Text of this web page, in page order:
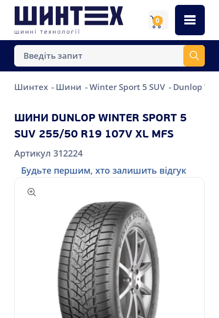
0
Шинтех Шини Winter Sport 5 SUV Dunlop
ШИНИ DUNLOP WINTER SPORT 5
SUV 255/50 R19 107V XL MFS
Артикул 312224
Будьте першим, хто залишить відгук